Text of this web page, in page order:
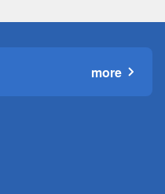
more